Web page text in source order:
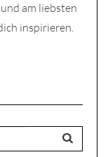
am liebsten
inspirieren.